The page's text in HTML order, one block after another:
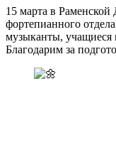
15 марта в
фортепианного
музыканты, учащиеся
Благодарим за